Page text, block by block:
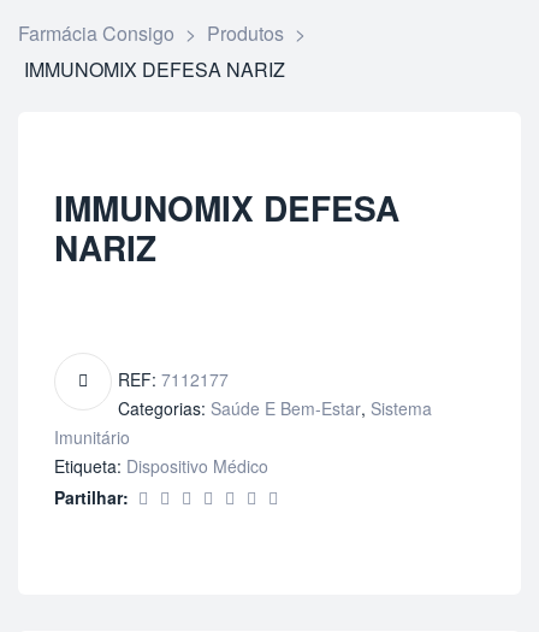
Farmácia Consigo > Produtos >
IMMUNOMIX DEFESA NARIZ
IMMUNOMIX DEFESA
NARIZ
REF: 7112177
Categorias: Saúde E Bem-Estar, Sistema
Imunitário
Etiqueta: Dispositivo Médico
Partilhar: